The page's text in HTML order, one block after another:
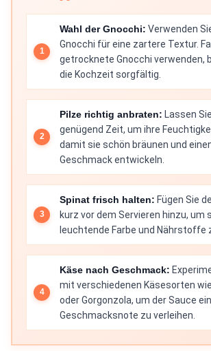
Wahl der Gnocchi: Verwenden
Gnocchi für eine zartere Textur.
getrocknete Gnocchi verwenden,
die Kochzeit sorgfältig.
Pilze richtig anbraten: Lassen
genügend Zeit, um ihre
damit sie schön bräunen und
Geschmack entwickeln.
Spinat frisch halten: Fügen Sie
kurz vor dem Servieren hinzu, um
leuchtende Farbe und Nährstoffe
Käse nach Geschmack:
mit verschiedenen Käsesorten
oder Gorgonzola, um der Sauce
Geschmacksnote zu verleihen.